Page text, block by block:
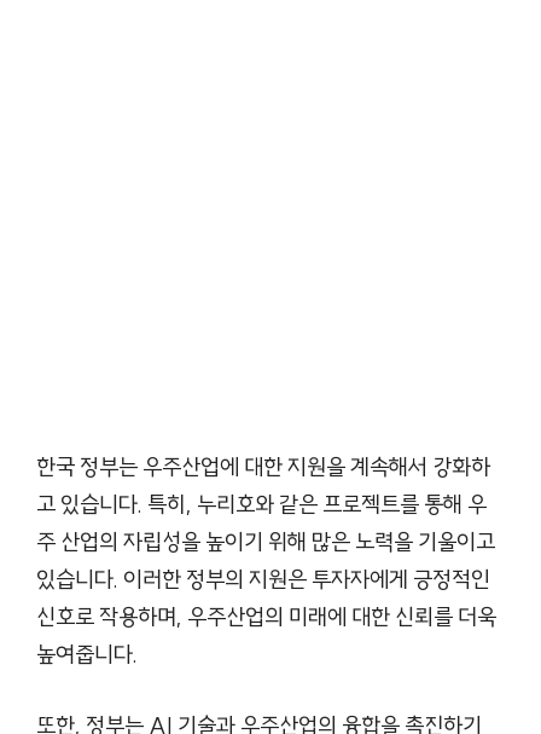
한국 정부는 우주산업에 대한 지원을 계속해서 강화하
고 있습니다. 특히, 누리호와 같은 프로젝트를 통해 우
주 산업의 자립성을 높이기 위해 많은 노력을 기울이고
있습니다. 이러한 정부의 지원은 투자자에게 긍정적인
신호로 작용하며, 우주산업의 미래에 대한 신뢰를 더욱
높여줍니다.
또한, 정부는 AI 기술과 우주산업의 융합을 촉진하기